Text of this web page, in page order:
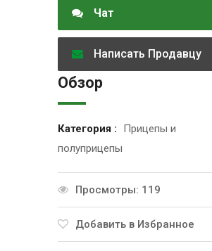
Чат
Написать Продавцу
Обзор
Категория :
Прицепы и
полуприцепы
Просмотры: 119
Добавить в Избранное